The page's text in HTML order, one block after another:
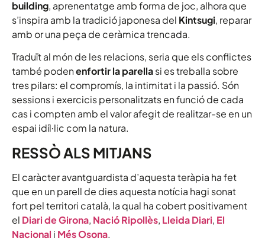
building, aprenentatge amb forma de joc, alhora que
s’inspira amb la tradició japonesa del Kintsugi, reparar
amb or una peça de ceràmica trencada.
Traduït al món de les relacions, seria que els conflictes
també podenenfortir la parellasi es treballa sobre
tres pilars: el compromís, la intimitat i la passió. Són
sessions i exercicis personalitzats en funció de cada
cas i compten amb el valor afegit de realitzar-se en un
espai idíl·lic com la natura.
RESSÒ ALS MITJANS
El caràcter avantguardista d’aquesta teràpia ha fet
que en un parell de dies aquesta notícia hagi sonat
fort pel territori català, la qual ha cobert positivament
el Diari de Girona, Nació Ripollès, Lleida Diari, El
Nacional i Més Osona.